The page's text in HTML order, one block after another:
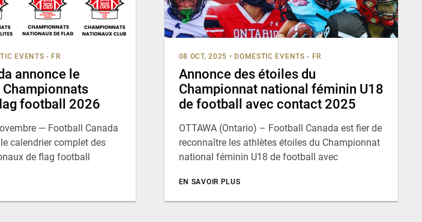
EVENTS - FR
annonce le
football 2026
— Football Canada
calendrier complet des
de flag football
08 OCT, 2025 • DOMESTIC EVENTS - FR
Annonce des étoiles du
Championnat national féminin U18
de football avec contact 2025
OTTAWA (Ontario) – Football Canada est fier de
reconnaître les athlètes étoiles du Championnat
national féminin U18 de football avec
EN SAVOIR PLUS